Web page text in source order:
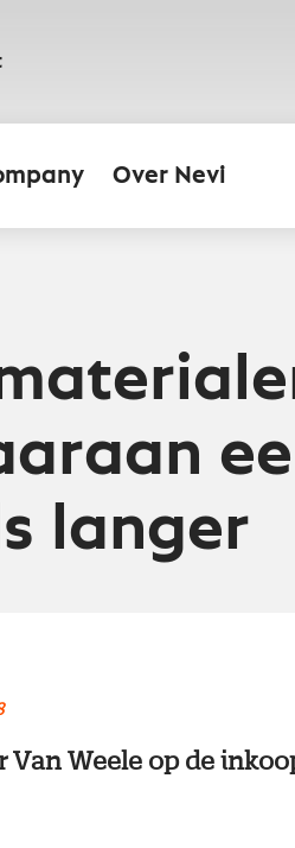
Over Nevi
langer
Weele op de